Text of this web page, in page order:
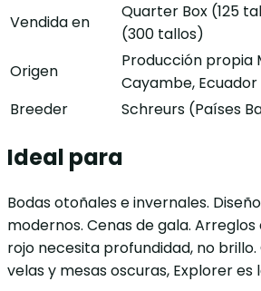
Vendida en
Quarter Box (125
(300 tallos)
Origen
Producción propia
Cayambe, Ecuador
Breeder
Schreurs (Países
Ideal para
Bodas otoñales e invernales.
modernos. Cenas de gala.
rojo necesita profundidad, no
velas y mesas oscuras, Explorer